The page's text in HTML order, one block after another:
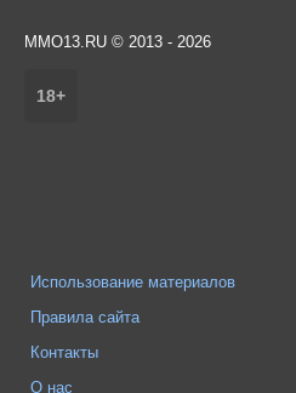
MMO13.RU © 2013 - 2026
18+
Использование материалов
Правила сайта
Контакты
О нас